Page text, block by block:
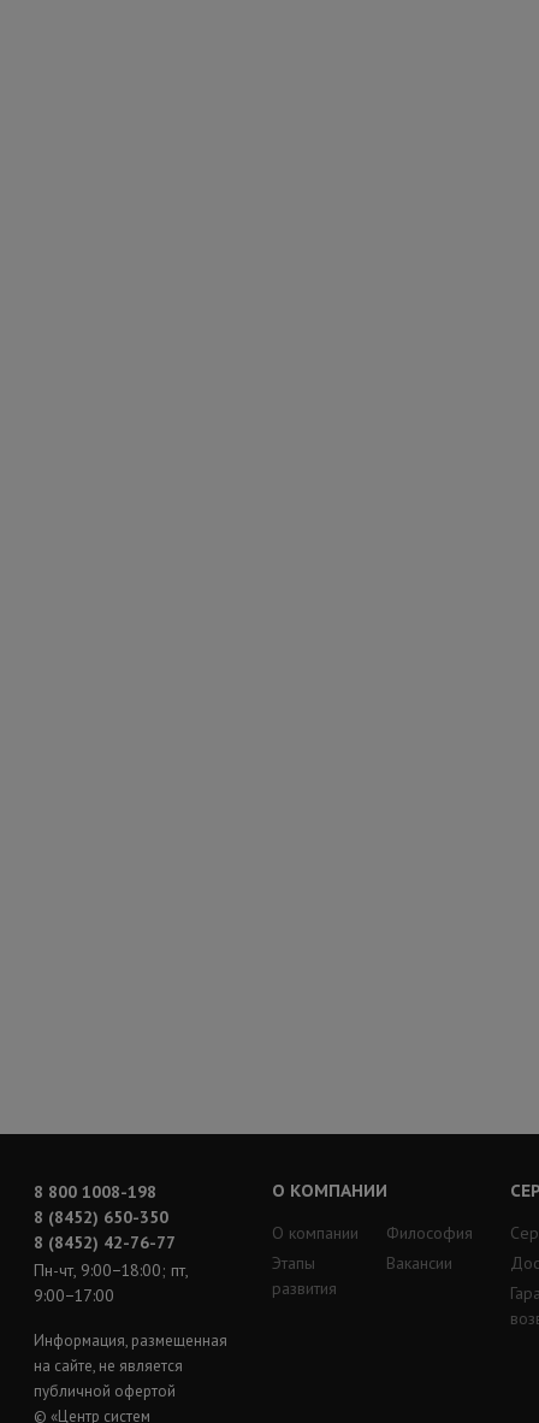
8 800 1008-198
8 (8452) 650-350
8 (8452) 42-76-77
Пн-чт, 9:00−18:00; пт,
9:00−17:00
Информация, размещенная
на сайте, не является
публичной офертой
© «Центр систем
О КОМПАНИИ
О компании
Этапы
развития
Философия
Вакансии